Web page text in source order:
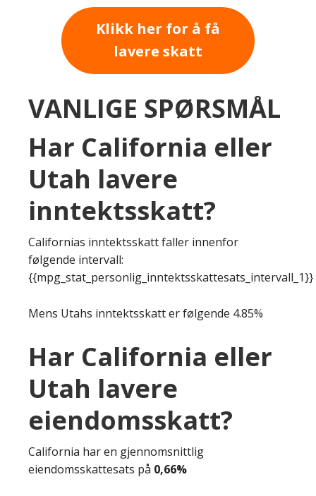
Klikk her for å få
lavere skatt
VANLIGE SPØRSMÅL
Har California eller
Utah lavere
inntektsskatt?
Californias inntektsskatt faller innenfor
følgende intervall:
{{mpg_stat_personlig_inntektsskattesats_intervall_1}}
Mens Utahs inntektsskatt er følgende 4.85%
Har California eller
Utah lavere
eiendomsskatt?
California har en gjennomsnittlig
eiendomsskattesats på 0,66%